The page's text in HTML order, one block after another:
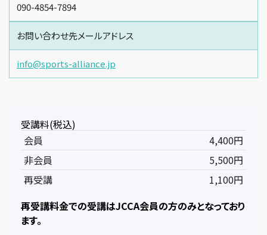
090-4854-7894
お問い合わせ先メールアドレス
info@sports-alliance.jp
受講料(税込)
会員
4,400円
非会員
5,500円
再受講
1,100円
再受講料金での受講はJCCA会員の方のみとなっており
ます。